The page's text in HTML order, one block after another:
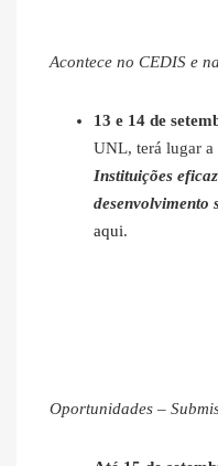
Acontece no CEDIS e
13 e 14 de
UNL, terá lugar a
Instituições
desenvolvimento
aqui.
Oportunidades –